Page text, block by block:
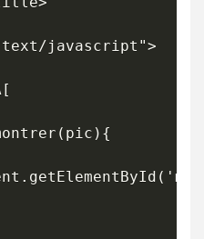
javascript">